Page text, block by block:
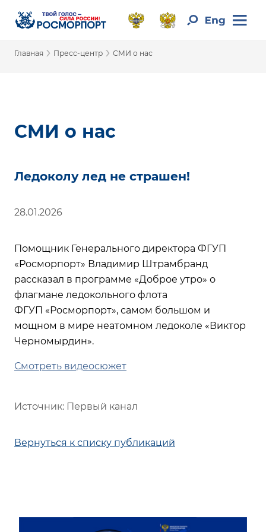
Главная › Пресс-центр › СМИ о нас
СМИ о нас
Ледоколу лед не страшен!
28.01.2026
Помощник Генерального директора ФГУП
«Росморпорт» Владимир Штрамбранд
рассказал в программе «Доброе утро» о
флагмане ледокольного флота
ФГУП «Росморпорт», самом большом и
мощном в мире неатомном ледоколе «Виктор
Черномырдин».
Смотреть видеосюжет
Источник: Первый канал
Вернуться к списку публикаций